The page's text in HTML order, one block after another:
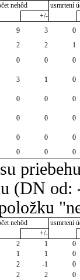
nehôd
usmrtení
+/-
9 3
0
2 2
1
0 0
0
3 1
0
0 0
0
0 0
0
0 0
0
0 0 0
(DN
nehôd
usmrtení
+/-
2 1
0
1 1
0
2 -1
0
2 2
0